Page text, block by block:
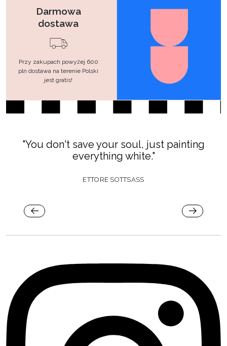
Darmowa
dostawa
Przy zakupach powyżej 600
pln dostawa na terenie Polski
jest gratis!
"You don't save your soul, just painting
everything white."
ETTORE SOTTSASS